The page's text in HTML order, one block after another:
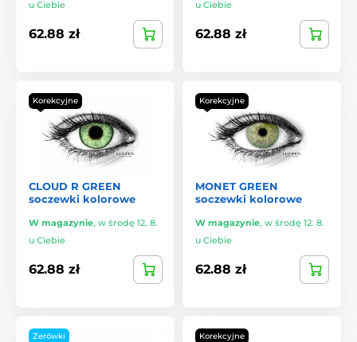
u Ciebie
62.88 zł
u Ciebie
62.88 zł
Korekcyjne
CLOUD R GREEN
soczewki kolorowe
W magazynie, w środę 12. 8.
u Ciebie
62.88 zł
Korekcyjne
MONET GREEN
soczewki kolorowe
W magazynie, w środę 12. 8.
u Ciebie
62.88 zł
Zerówki Korekcyjne